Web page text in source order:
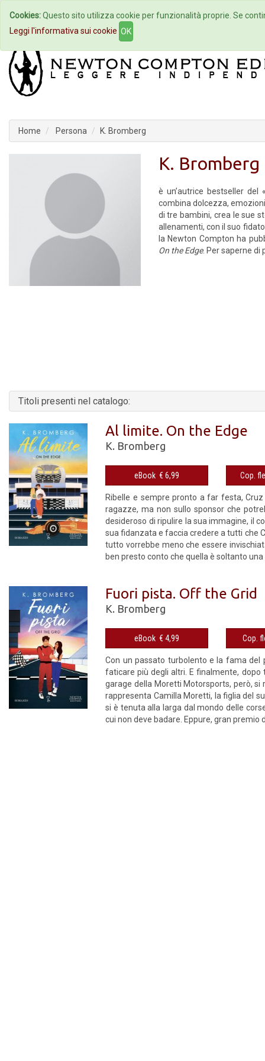
Home Autori Eventi
Home Persona K. Bromberg
K. Bromberg
è un’autrice bestseller
combina dolcezza,
di tre bambini, crea le sue
allenamenti, con il suo
la Newton Compton ha
On the Edge. Per saperne di
Titoli presenti nel catalogo:
Al limite. On the Edge
K. Bromberg
eBook € 6,99
Ribelle e sempre pronto a far festa,
ragazze, ma non sullo sponsor che
desideroso di ripulire la sua immagine, il
sua fidanzata e faccia credere a tutti che
tutto vorrebbe meno che essere
ben presto conto che quella è soltanto
Fuori pista. Off the Grid
K. Bromberg
eBook € 4,99
Con un passato turbolento e la fama del
faticare più degli altri. E finalmente,
garage della Moretti Motorsports, però,
rappresenta Camilla Moretti, la figlia del
si è tenuta alla larga dal mondo delle
cui non deve badare. Eppure, gran
Cookies:Questo sito utilizza cookie per funzionalità proprie. Se
Leggi l'informativa sui cookie OK